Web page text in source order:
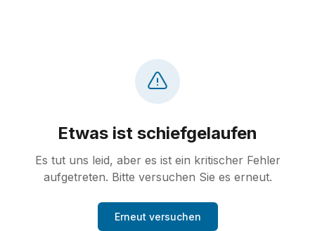
Etwas ist schiefgelaufen
Es tut uns leid, aber es ist ein kritischer Fehler
aufgetreten. Bitte versuchen Sie es erneut.
Erneut versuchen